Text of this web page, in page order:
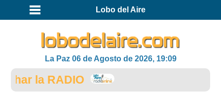
Lobo del Aire
La Paz 06 de Agosto de 2026, 19:09
la RADIO